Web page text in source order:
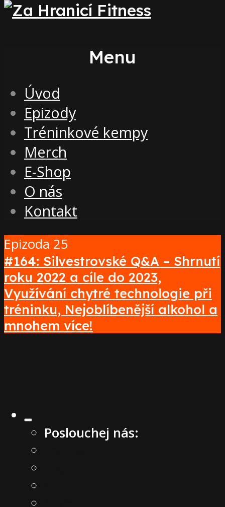
Menu
Úvod
Epizody
Tréninkové kempy
Merch
E-Shop
O nás
Kontakt
Epizoda 25
#164: Silvestrovské Q&A – Shrnutí
roku 2022 a cíle do 2023,
Využívání chytré technologie při
tréninku, Nejoblíbenější alkohol a
mnohem více!
Poslouchej nás: